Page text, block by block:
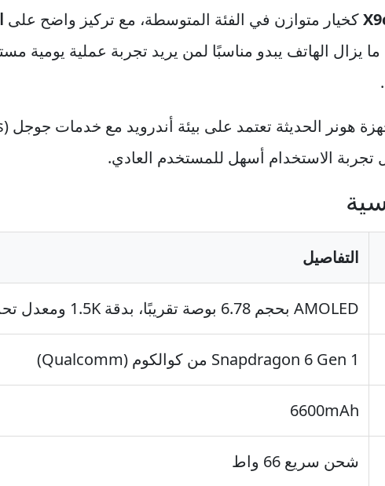
كخيار متوازن في الفئة المتوسطة، مع تركيز واضح على
في مراجعة 2026، ما يزال الهاتف يبدو مناسبًا لمن يريد تجربة
تجربة الاستخدام أسهل للمستخدم العادي.
التفاصيل
AMOLED بحجم 6.78 بوصة تقريبًا، بدقة 1.5K ومعدل تحديث 120Hz
Snapdragon 6 Gen 1 من كوالكوم (Qualcomm)
6600mAh
شحن سريع 66 واط